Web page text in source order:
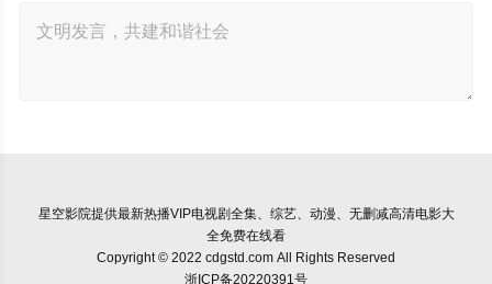
星空影院提供最新热播VIP电视剧全集、综艺、动漫、无删减高清电影大
全免费在线看
Copyright © 2022 cdgstd.com All Rights Reserved
浙ICP备20220391号